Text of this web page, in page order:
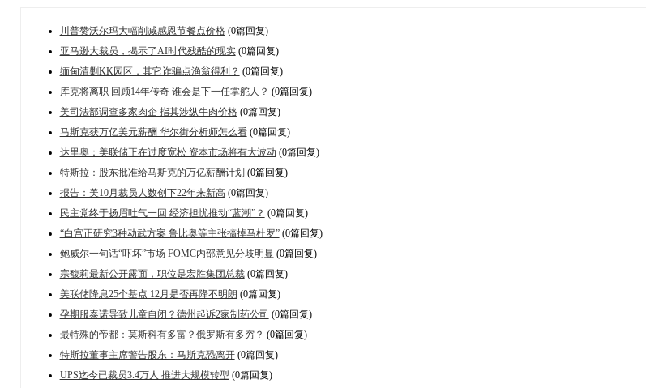
川普赞沃尔玛大幅削减感恩节餐点价格(0篇回复)
亚马逊大裁员，揭示了AI时代残酷的现实(0篇回复)
缅甸清剿KK园区，其它诈骗点渔翁得利？ (0篇回复)
库克将离职 回顾14年传奇 谁会是下一任掌舵人？ (0篇回复)
美司法部调查多家肉企 指其涉纵牛肉价格(0篇回复)
马斯克获万亿美元薪酬 华尔街分析师怎么看(0篇回复)
达里奥：美联储正在过度宽松 资本市场将有大波动 (0篇回复)
特斯拉：股东批准给马斯克的万亿薪酬计划 (0篇回复)
报告：美10月裁员人数创下22年来新高(0篇回复)
民主党终于扬眉吐气一回 经济担忧推动“蓝潮”？ (0篇回复)
“白宫正研究3种动武方案 鲁比奥等主张搞掉马杜罗”(0篇回复)
鲍威尔一句话“吓坏”市场 FOMC内部意见分歧明显 (0篇回复)
宗馥莉最新公开露面，职位是宏胜集团总裁(0篇回复)
美联储降息25个基点 12月是否再降不明朗 (0篇回复)
孕期服泰诺导致儿童自闭？德州起诉2家制药公司 (0篇回复)
最特殊的帝都：莫斯科有多富？俄罗斯有多穷？ (0篇回复)
特斯拉董事主席警告股东：马斯克恐离开(0篇回复)
UPS迄今已裁员3.4万人 推进大规模转型 (0篇回复)